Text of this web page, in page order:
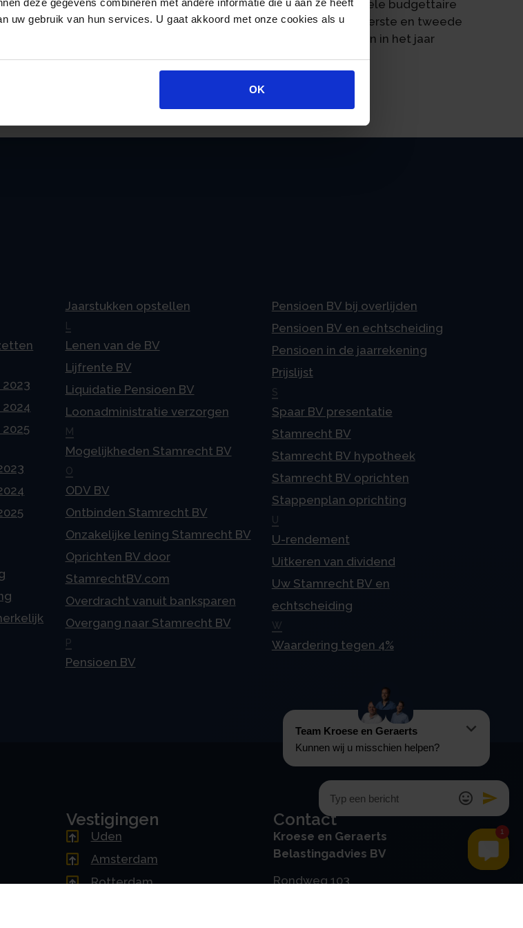
deze gegevens combineren met andere informatie die u aan ze heeft
uw gebruik van hun services. U gaat akkoord met onze cookies als u
OK
van het overgangsrecht gaat gepaard met een incidentele budgettaire
van € 135 miljoen. Deze wordt gedekt door de tarieven van de eerste en tweede
de inkomstenbelasting voor één jaar met 0,03%-punt te verhogen in het jaar
Jaarstukken opstellen
Lenen van de BV
Lijfrente BV
Liquidatie Pensioen BV
Loonadministratie verzorgen
M
Mogelijkheden Stamrecht BV
O
ODV BV
Ontbinden Stamrecht BV
Onzakelijke lening Stamrecht BV
Oprichten BV door
StamrechtBV.com
Overdracht vanuit banksparen
Overgang naar Stamrecht BV
P
Pensioen BV
Pensioen BV bij overlijden
Pensioen BV en echtscheiding
Pensioen in de jaarrekening
Prijslijst
S
Spaar BV presentatie
Stamrecht BV
Stamrecht BV hypotheek
Stamrecht BV oprichten
Stappenplan oprichting
U
U-rendement
Uitkeren van dividend
Uw Stamrecht BV en
echtscheiding
W
Waardering tegen 4%
Vestigingen
Uden
Amsterdam
Rotterdam
Contact
Kroese en Geraerts
Belastingadvies BV
Rondweg 103